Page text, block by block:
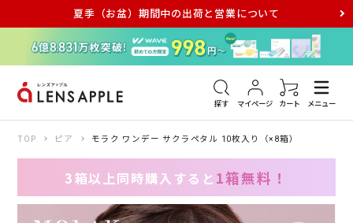
夏季（お盆）期間中の出荷と営業について
探す マイページ カート メニュー
アキュビュー メダリスト メガネ
TOP ピア モラク ワンデー サクラペタル 10枚入り（×8箱）
3箱以上同時購入すると 1箱無料！